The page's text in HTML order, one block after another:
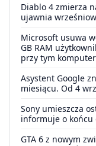
Diablo 4 zmierza
ujawnia
Microsoft usuwa
GB RAM
przy tym
Asystent Google
miesiącu. Od 4
Sony umieszcza
informuje o końcu
GTA 6 z nowym